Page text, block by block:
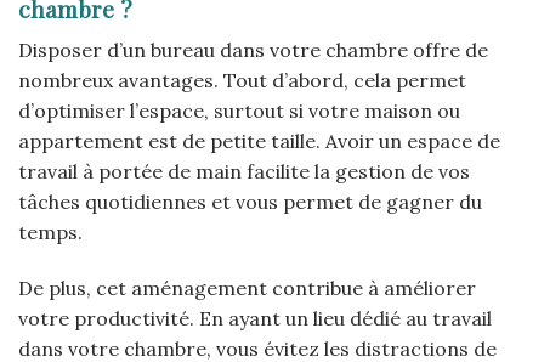
chambre ?
Disposer d’un bureau dans votre chambre offre de
nombreux avantages. Tout d’abord, cela permet
d’optimiser l’espace, surtout si votre maison ou
appartement est de petite taille. Avoir un espace de
travail à portée de main facilite la gestion de vos
tâches quotidiennes et vous permet de gagner du
temps.
De plus, cet aménagement contribue à améliorer
votre productivité. En ayant un lieu dédié au travail
dans votre chambre, vous évitez les distractions de